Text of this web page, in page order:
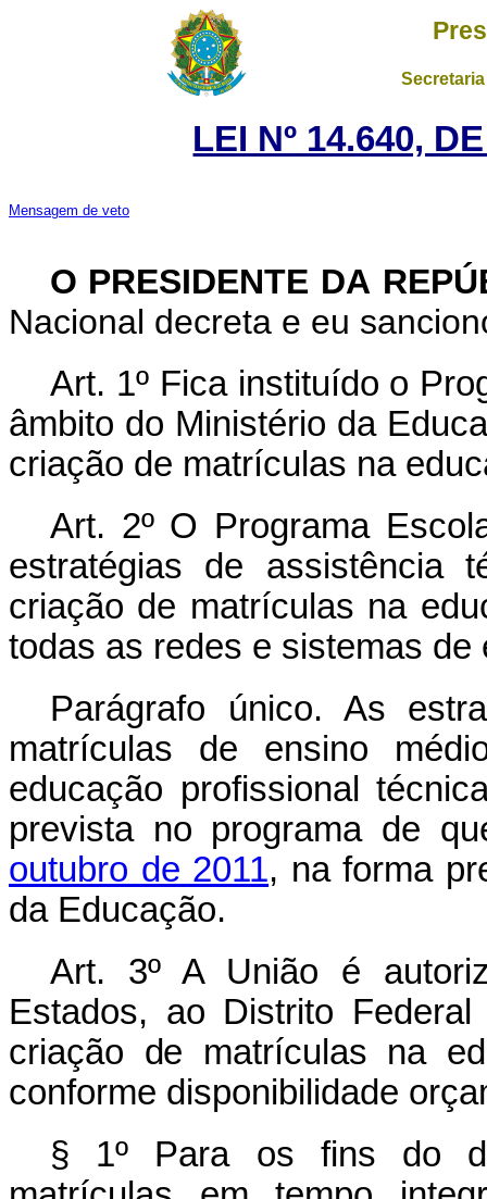
LEI Nº 14.640,
Mensagem de veto
O PRESIDENTE DA
Nacional decreta e eu
Art. 1º Fica instituído o
âmbito do Ministério da
criação de matrículas na
Art. 2º O Programa
estratégias de assistência
criação de matrículas na
todas as redes e sistemas
Parágrafo único. As
matrículas de ensino
educação profissional
prevista no programa de
outubro de 2011, na forma
da Educação.
Art. 3º A União é
Estados, ao Distrito
criação de matrículas na
conforme disponibilidade
§ 1º Para os fins do